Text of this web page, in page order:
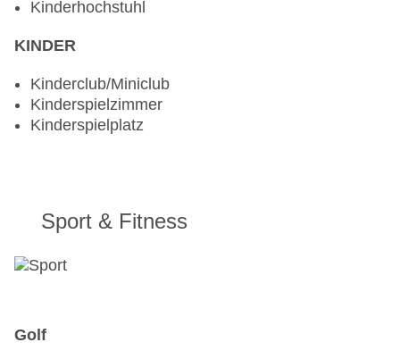
Kinderhochstuhl
KINDER
Kinderclub/Miniclub
Kinderspielzimmer
Kinderspielplatz
Sport & Fitness
Golf